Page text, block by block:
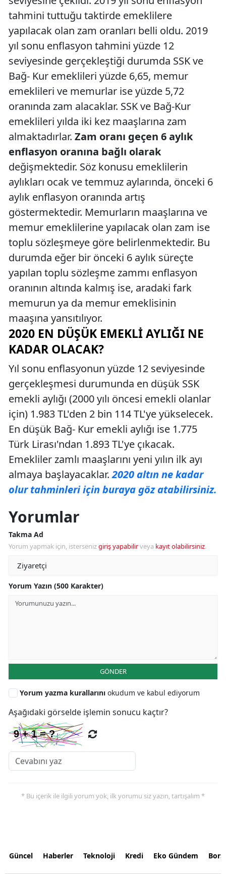
tahmini tuttuğu taktirde emeklilere
yapılacak olan zam oranları belli oldu. 2019
yıl sonu enflasyon tahmini yüzde 12
seviyesinde gerçekleştiği durumda SSK ve
Bağ- Kur emeklileri yüzde 6,65, memur
emeklileri ve memurlar ise yüzde 5,72
oranında zam alacaklar. SSK ve Bağ-Kur
emeklileri yılda iki kez maaşlarına zam
almaktadırlar. Zam oranı geçen 6 aylık
enflasyon oranına bağlı olarak
değişmektedir. Söz konusu emeklilerin
aylıkları ocak ve temmuz aylarında, önceki 6
aylık enflasyon oranında artış
göstermektedir. Memurların maaşlarına ve
memur emeklilerine yapılacak olan zam ise
toplu sözleşmeye göre belirlenmektedir. Bu
durumda eğer bir önceki 6 aylık süreçte
yapılan toplu sözleşme zammı enflasyon
oranının altında kalmış ise, aradaki fark
memurun ya da memur emeklisinin
maaşına yansıtılıyor.
2020 EN DÜŞÜK EMEKLI AYLIĞI NE
KADAR OLACAK?
Yıl sonu enflasyonun yüzde 12 seviyesinde
gerçekleşmesi durumunda en düşük SSK
emekli aylığı (2000 yılı öncesi emekli olanlar
için) 1.983 TL'den 2 bin 114 TL'ye yükselecek.
En düşük Bağ- Kur emekli aylığı ise 1.775
Türk Lirası'ndan 1.893 TL'ye çıkacak.
Emekliler zamlı maaşlarını yeni yılın ilk ayı
almaya başlayacaklar.2020 altın ne kadar
olur tahminleri için buraya göz atabilirsiniz.
Yorumlar
Takma Ad
Yorum yapmak için, istersenizgiriş yapabilirveya kayıt olabilirsiniz.
Yorum Yazın (500 Karakter)
GÖNDER
Yorum yazma kurallarını okudum ve kabul ediyorum
Aşağıdaki görselde işlemin sonucu kaçtır?
* Bu içerik ile ilgili yorum yok, ilk yorumu siz yazın, tartışalım *
Güncel Haberler Teknoloji Kredi Eko Gündem